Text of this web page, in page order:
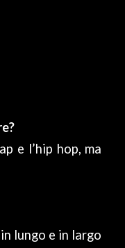
e l’hip hop, ma
lungo e in largo